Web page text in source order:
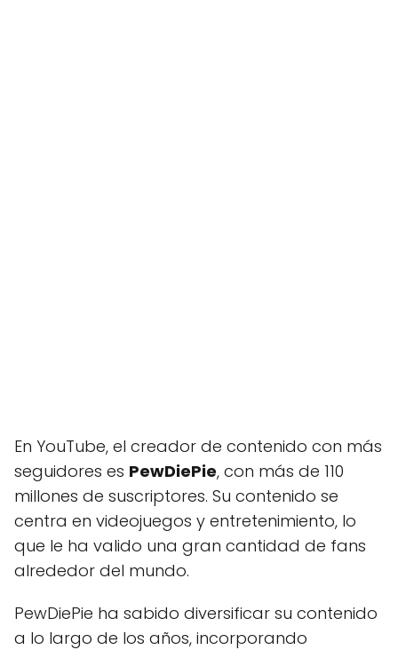
En YouTube, el creador de contenido con más
seguidores es PewDiePie, con más de 110
millones de suscriptores. Su contenido se
centra en videojuegos y entretenimiento, lo
que le ha valido una gran cantidad de fans
alrededor del mundo.
PewDiePie ha sabido diversificar su contenido
a lo largo de los años, incorporando